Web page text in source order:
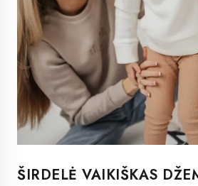
ŠIRDELĖ VAIKIŠKAS